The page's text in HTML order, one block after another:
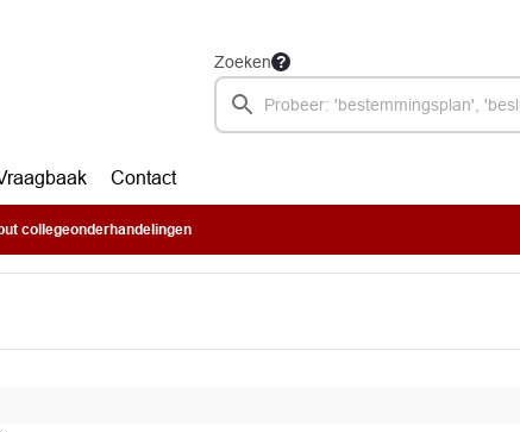
Zoeken
Contact
collegeonderhandelingen